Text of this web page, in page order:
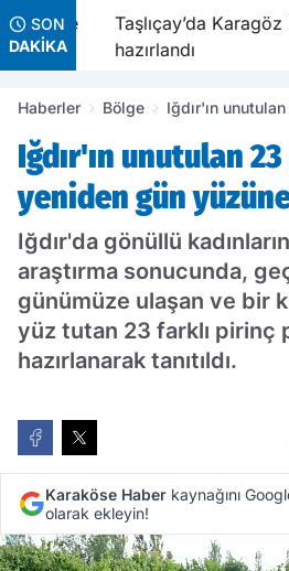
SON
DAKİKA
Taşlıçay’da Karagöz
hazırlandı
Haberler Bölge
Iğdır'ın
Iğdır'ın unutulan
yeniden gün yüzüne
Iğdır'da gönüllü
araştırma sonucunda,
günümüze ulaşan ve bir
yüz tutan 23 farklı pirinç
hazırlanarak tanıtıldı.
Karaköse Haber kaynağını
olarak ekleyin!